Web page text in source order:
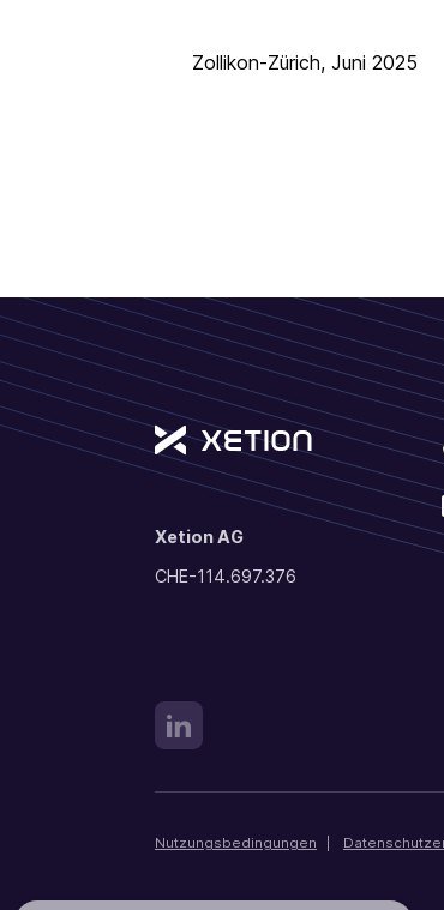
Zollikon-Zürich, Juni 2025
Xetion AG
CHE-114.697.376
Nutzungsbedingungen